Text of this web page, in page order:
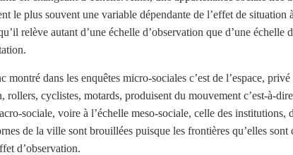
le plus souvent une variable dépendante de l’effet de
relève autant d’une échelle d’observation que d’une
montré dans les enquêtes micro-sociales c’est de l’espace,
rollers, cyclistes, motards, produisent du mouvement c’est-à-
sociale, voire à l’échelle meso-sociale, celle des
de la ville sont brouillées puisque les frontières qu’elles
d’observation.